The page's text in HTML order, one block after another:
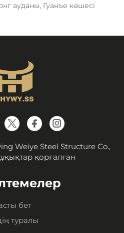
ауданы, Гуанъе көшесі
Weiye Steel Structure Co.,
қорғалған
бет
туралы